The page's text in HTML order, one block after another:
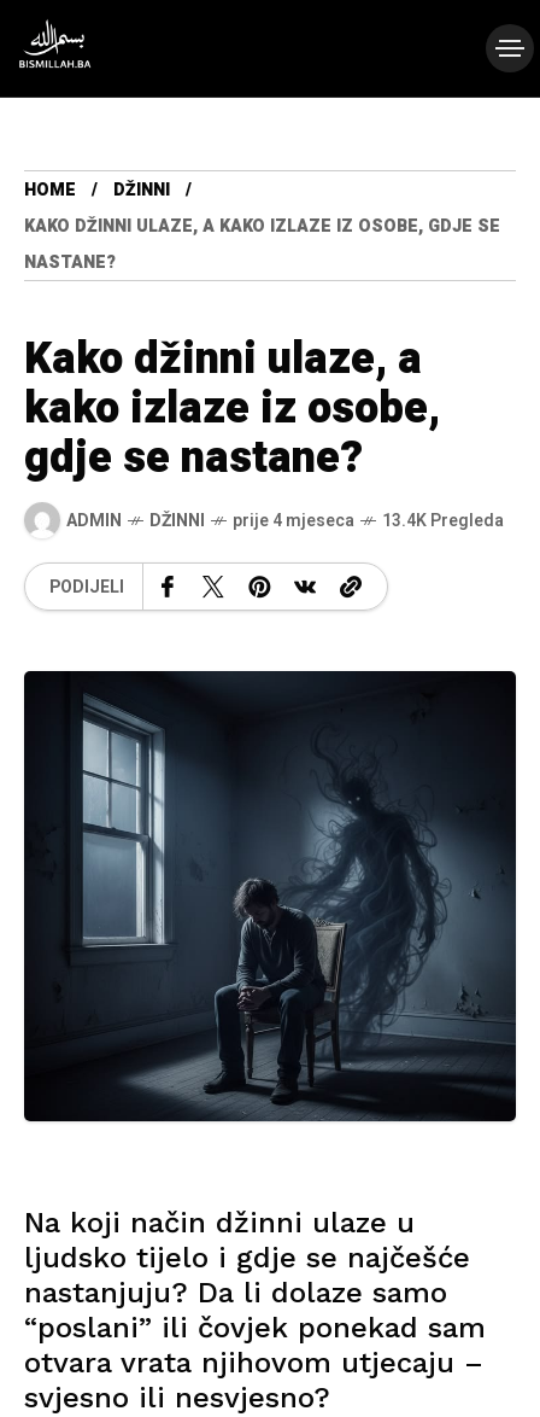
HOME
DŽINNI
KAKO DŽINNI ULAZE, A KAKO IZLAZE IZ OSOBE, GDJE SE
NASTANE?
Kako džinni ulaze, a
kako izlaze iz osobe,
gdje se nastane?
ADMIN DŽINNI prije 4 mjeseca 13.4K Pregleda
PODIJELI
Na koji način džinni ulaze u
ljudsko tijelo i gdje se najčešće
nastanjuju? Da li dolaze samo
“poslani” ili čovjek ponekad sam
otvara vrata njihovom utjecaju –
svjesno ili nesvjesno?